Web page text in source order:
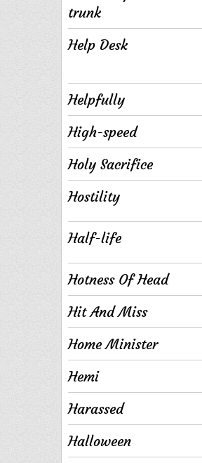
trunk
Help Desk
Helpfully
High-speed
Holy Sacrifice
Hostility
Half-life
Hotness Of Head
Hit And Miss
Home Minister
Hemi
Harassed
Halloween